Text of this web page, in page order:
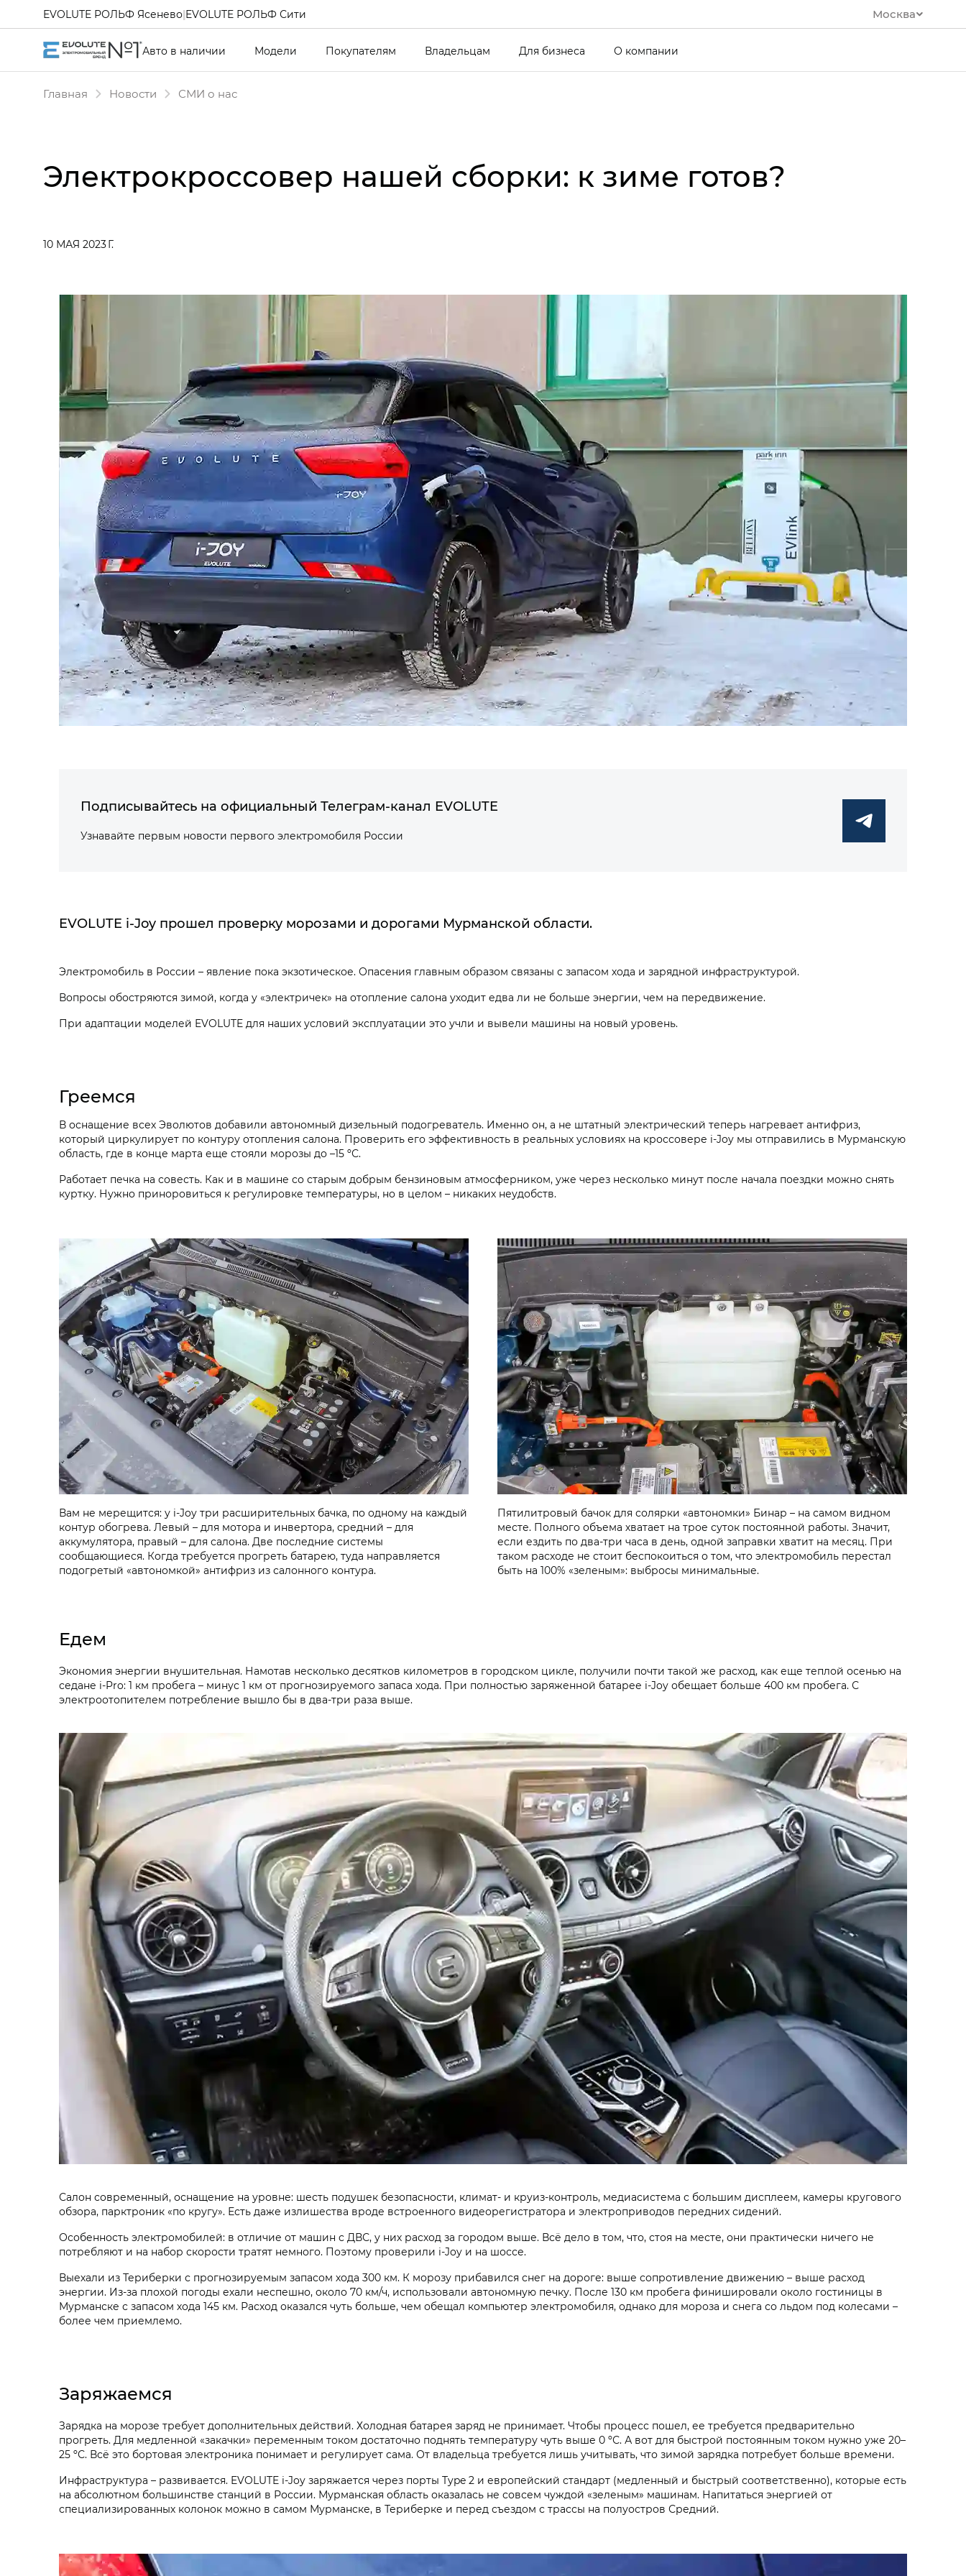
Москва
EVOLUTE РОЛЬФ Ясенево|EVOLUTE РОЛЬФ Сити
Авто в наличии Модели Покупателям Владельцам Для бизнеса О компании
Главная Новости СМИ о нас
Электрокроссовер нашей сборки: к зиме готов?
10 МАЯ 2023 Г.
Подписывайтесь на официальный Телеграм-канал EVOLUTE
Узнавайте первым новости первого электромобиля России
EVOLUTE i‑Joy прошел проверку морозами и дорогами Мурманской области.
Электромобиль в России – явление пока экзотическое. Опасения главным образом связаны с запасом хода и зарядной инфраструктурой.
Вопросы обостряются зимой, когда у «электричек» на отопление салона уходит едва ли не больше энергии, чем на передвижение.
При адаптации моделей EVOLUTE для наших условий эксплуатации это учли и вывели машины на новый уровень.
Греемся
В оснащение всех Эволютов добавили автономный дизельный подогреватель. Именно он, а не штатный электрический теперь нагревает антифриз,
который циркулирует по контуру отопления салона. Проверить его эффективность в реальных условиях на кроссовере i‑Joy мы отправились в Мурманскую
область, где в конце марта еще стояли морозы до –15 ºС.
Работает печка на совесть. Как и в машине со старым добрым бензиновым атмосферником, уже через несколько минут после начала поездки можно снять
куртку. Нужно приноровиться к регулировке температуры, но в целом – никаких неудобств.
Вам не мерещится: у i‑Joy три расширительных бачка, по одному на каждый
контур обогрева. Левый – для мотора и инвертора, средний – для
аккумулятора, правый – для салона. Две последние системы
сообщающиеся. Когда требуется прогреть батарею, туда направляется
подогретый «автономкой» антифриз из салонного контура.
Пятилитровый бачок для солярки «автономки» Бинар – на самом видном
месте. Полного объема хватает на трое суток постоянной работы. Значит,
если ездить по два-три часа в день, одной заправки хватит на месяц. При
таком расходе не стоит беспокоиться о том, что электромобиль перестал
быть на 100% «зеленым»: выбросы минимальные.
Едем
Экономия энергии внушительная. Намотав несколько десятков километров в городском цикле, получили почти такой же расход, как еще теплой осенью на
седане i‑Pro: 1 км пробега – минус 1 км от прогнозируемого запаса хода. При полностью заряженной батарее i‑Joy обещает больше 400 км пробега. С
электроотопителем потребление вышло бы в два-три раза выше.
Салон современный, оснащение на уровне: шесть подушек безопасности, климат- и круиз-контроль, медиасистема с большим дисплеем, камеры кругового
обзора, парктроник «по кругу». Есть даже излишества вроде встроенного видеорегистратора и электроприводов передних сидений.
Особенность электромобилей: в отличие от машин с ДВС, у них расход за городом выше. Всё дело в том, что, стоя на месте, они практически ничего не
потребляют и на набор скорости тратят немного. Поэтому проверили i‑Joy и на шоссе.
Выехали из Териберки с прогнозируемым запасом хода 300 км. К морозу прибавился снег на дороге: выше сопротивление движению – выше расход
энергии. Из-за плохой погоды ехали неспешно, около 70 км/ч, использовали автономную печку. После 130 км пробега финишировали около гостиницы в
Мурманске с запасом хода 145 км. Расход оказался чуть больше, чем обещал компьютер электромобиля, однако для мороза и снега со льдом под колесами –
более чем приемлемо.
Заряжаемся
Зарядка на морозе требует дополнительных действий. Холодная батарея заряд не принимает. Чтобы процесс пошел, ее требуется предварительно
прогреть. Для медленной «закачки» переменным током достаточно поднять температуру чуть выше 0 ºС. А вот для быстрой постоянным током нужно уже 20–
25 ºС. Всё это бортовая электроника понимает и регулирует сама. От владельца требуется лишь учитывать, что зимой зарядка потребует больше времени.
Инфраструктура – развивается. EVOLUTE i‑Joy заряжается через порты Type 2 и европейский стандарт (медленный и быстрый соответственно), которые есть
на абсолютном большинстве станций в России. Мурманская область оказалась не совсем чуждой «зеленым» машинам. Напитаться энергией от
специализированных колонок можно в самом Мурманске, в Териберке и перед съездом с трассы на полуостров Средний.